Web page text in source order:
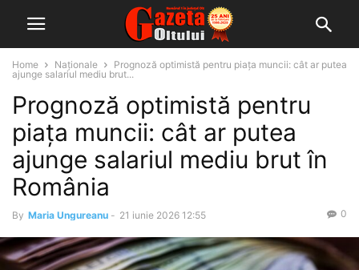
Home Naționale
Prognoză optimistă pentru piața muncii: cât ar putea
ajunge salariul mediu brut...
Prognoză optimistă pentru
piața muncii: cât ar putea
ajunge salariul mediu brut în
România
By Maria Ungureanu - 21 iunie 2026 12:55 0